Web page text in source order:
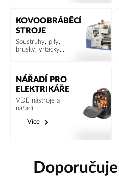
KOVOOBRÁBĚCÍ
STROJE
Soustruhy, pily,
brusky, vrtačky...
NÁŘADÍ PRO
ELEKTRIKÁŘE
VDE nástroje a
nářadí
Více